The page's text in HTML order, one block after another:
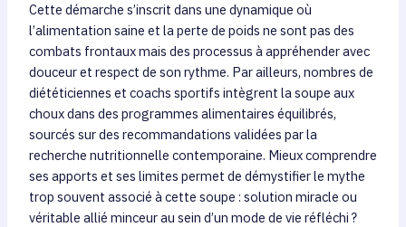
Cette démarche s’inscrit dans une dynamique où
l’alimentation saine et la perte de poids ne sont pas des
combats frontaux mais des processus à appréhender avec
douceur et respect de son rythme. Par ailleurs, nombres de
diététiciennes et coachs sportifs intègrent la soupe aux
choux dans des programmes alimentaires équilibrés,
sourcés sur des recommandations validées par la
recherche nutritionnelle contemporaine. Mieux comprendre
ses apports et ses limites permet de démystifier le mythe
trop souvent associé à cette soupe : solution miracle ou
véritable allié minceur au sein d’un mode de vie réfléchi ?